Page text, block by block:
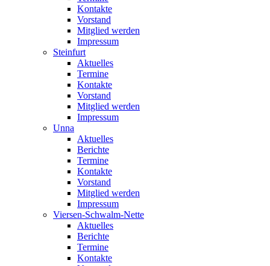
Kontakte
Vorstand
Mitglied werden
Impressum
Steinfurt
Aktuelles
Termine
Kontakte
Vorstand
Mitglied werden
Impressum
Unna
Aktuelles
Berichte
Termine
Kontakte
Vorstand
Mitglied werden
Impressum
Viersen-Schwalm-Nette
Aktuelles
Berichte
Termine
Kontakte